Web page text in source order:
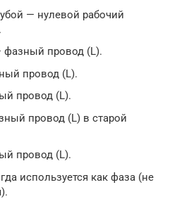
— нулевой рабочий
провод (L).
провод (L).
провод (L).
провод (L) в старой
провод (L).
используется как фаза (не